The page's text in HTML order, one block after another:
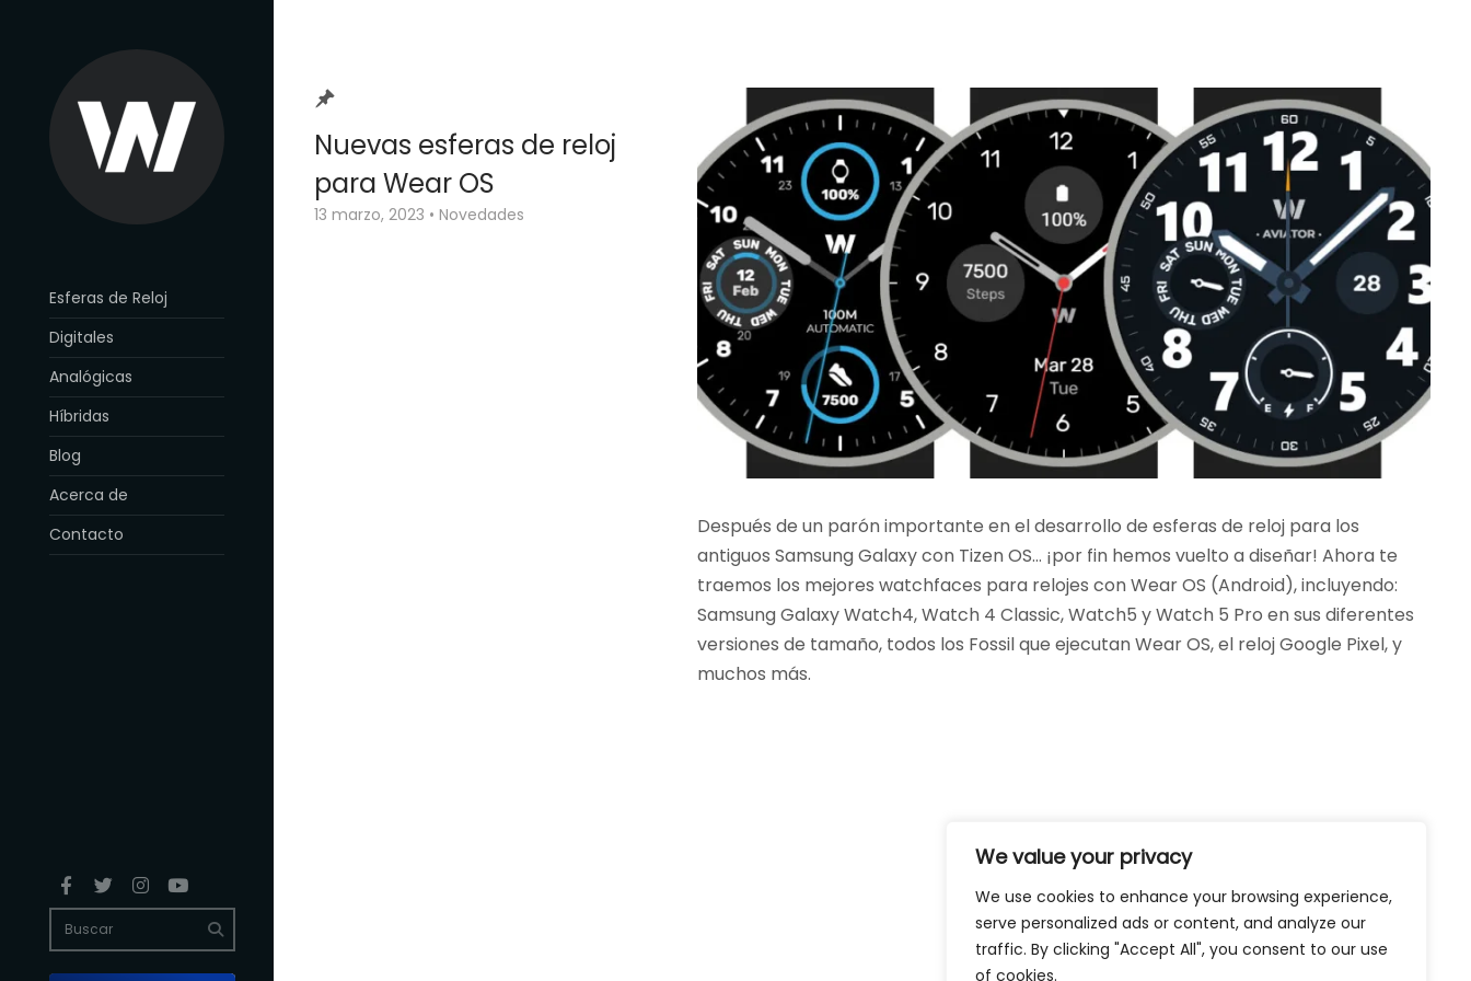
We value your privacy
We use cookies to enhance your browsing experience,
serve personalized ads or content, and analyze our
traffic. By clicking "Accept All", you consent to our use
of cookies.
Esferas de Reloj
Digitales
Analógicas
Híbridas
Blog
Acerca de
Contacto
Nuevas esferas de reloj
para Wear OS
13 marzo, 2023 • Novedades
Después de un parón importante en el desarrollo de esferas de reloj para los
antiguos Samsung Galaxy con Tizen OS… ¡por fin hemos vuelto a diseñar! Ahora te
traemos los mejores watchfaces para relojes con Wear OS (Android), incluyendo:
Samsung Galaxy Watch4, Watch 4 Classic, Watch5 y Watch 5 Pro en sus diferentes
versiones de tamaño, todos los Fossil que ejecutan Wear OS, el reloj Google Pixel, y
muchos más.